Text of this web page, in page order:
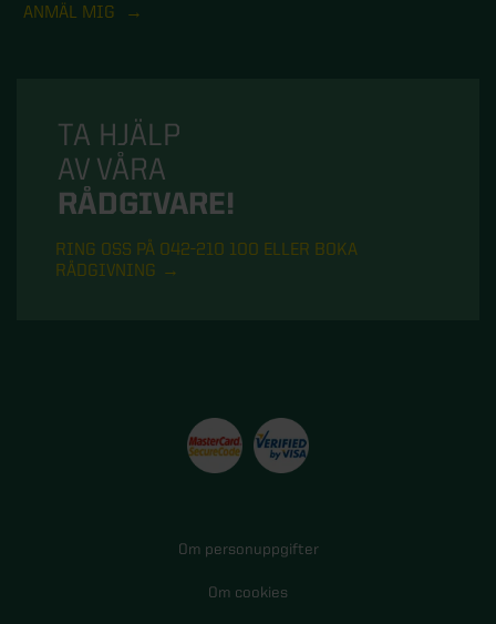
ANMÄL MIG
TA HJÄLP
AV VÅRA
RÅDGIVARE!
RING OSS PÅ 042-210 100 ELLER BOKA
RÅDGIVNING
Om personuppgifter
Om cookies